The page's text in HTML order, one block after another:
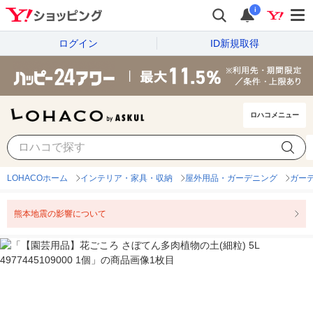
i
ログイン ID新規取得
ロハコメニュー
LOHACOホーム インテリア・家具・収納 屋外用品・ガーデニング ガー
熊本地震の影響について